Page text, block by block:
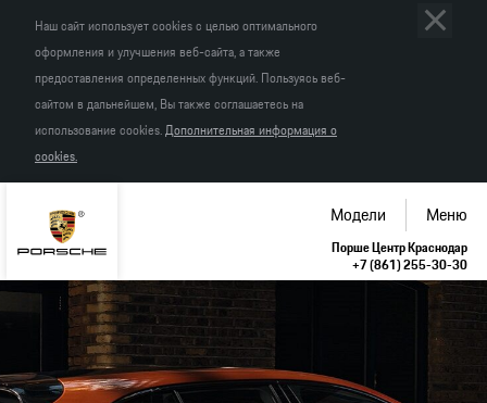
Наш сайт использует cookies с целью оптимального
оформления и улучшения веб-сайта, а также
предоставления определенных функций. Пользуясь веб-
сайтом в дальнейшем, Вы также соглашаетесь на
использование cookies.Дополнительная информация о
cookies.
Модели Меню
Порше Центр Краснодар
+7 (861) 255-30-30